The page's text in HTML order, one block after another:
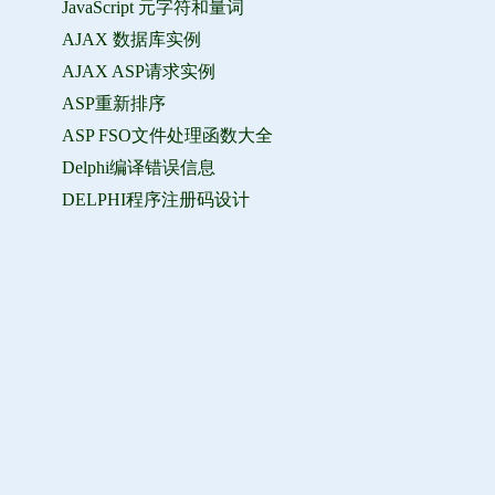
JavaScript 元字符和量词
AJAX 数据库实例
AJAX ASP请求实例
ASP重新排序
ASP FSO文件处理函数大全
Delphi编译错误信息
DELPHI程序注册码设计